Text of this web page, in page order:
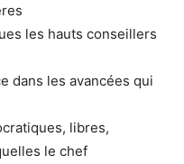
les hauts conseillers
dans les avancées qui
libres,
le chef